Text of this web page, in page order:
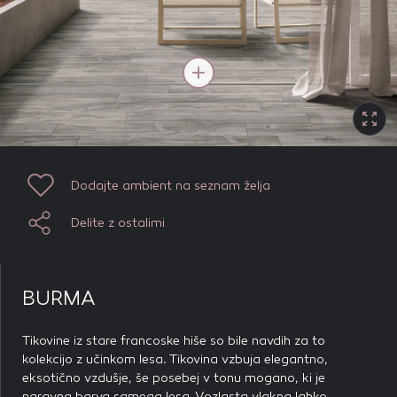
Dodajte ambient na seznam želja
Delite z ostalimi
Dodajte ambient na seznam želja
Delite z ostalimi
BURMA
Tikovine iz stare francoske hiše so bile navdih za to
kolekcijo z učinkom lesa. Tikovina vzbuja elegantno,
eksotično vzdušje, še posebej v tonu mogano, ki je
piškotkov zavrnete, ne bomo vedeli, kdaj ste obiskali naše
spletno mesto.
Piškotki za marketing
Te piškotke nastavijo naši oglaševalski partnerji.
Partnerska oglaševalska podjetja jih lahko uporabljajo za
izdelavo profila vaših interesov, ki ga nato uporabijo za
prikazovanje ustreznih oglasov na drugih spletnih mestih.
brskalnika in naprave. Če zavrnete uporabo teh piškotkov,
DOVOLI VSE